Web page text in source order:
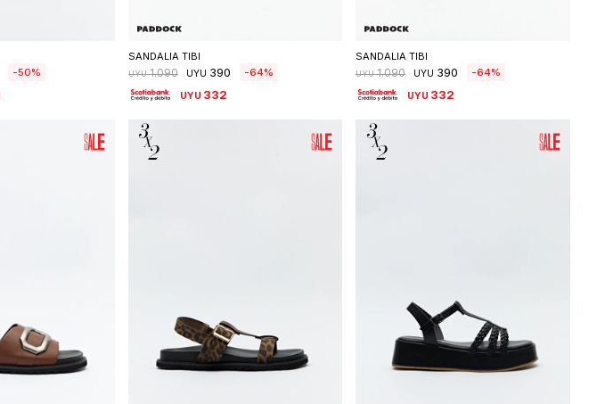
50
SANDALIA TIBI
UYU 1.090 UYU 390 64
UYU 332
SANDALIA TIBI
UYU 1.090 UYU 390 64
UYU 332